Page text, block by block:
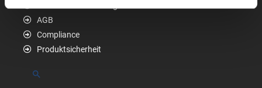
AGB
Compliance
Produktsicherheit
Suchen